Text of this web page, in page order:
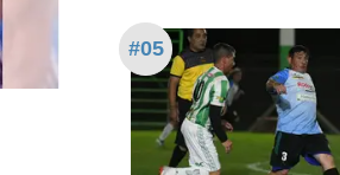
#05